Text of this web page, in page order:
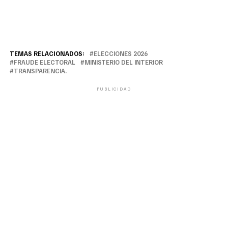
TEMAS RELACIONADOS:
ELECCIONES 2026
FRAUDE ELECTORAL
MINISTERIO DEL INTERIOR
TRANSPARENCIA.
PUBLICIDAD